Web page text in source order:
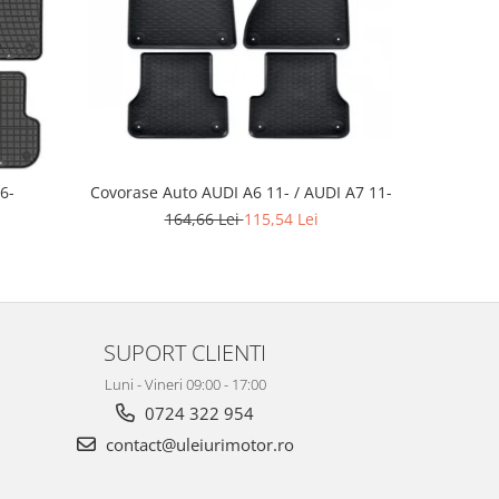
Covorase Auto AUDI A6 11- / AUDI A7 11-
164,66 Lei115,54 Lei
SUPORT CLIENTI
Luni - Vineri 09:00 - 17:00
0724 322 954
contact@uleiurimotor.ro